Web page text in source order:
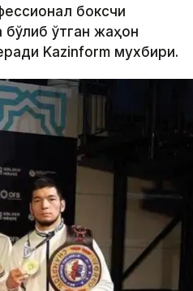
боксчи
бўлиб ўтган жаҳон
Kazinform мухбири.